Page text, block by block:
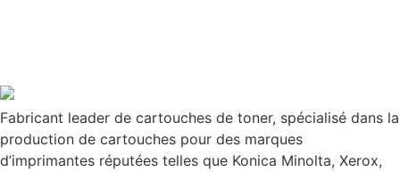
Fabricant leader de cartouches de toner, spécialisé dans la
production de cartouches pour des marques
d’imprimantes réputées telles que Konica Minolta, Xerox,